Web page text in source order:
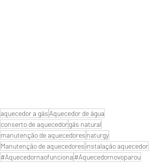
aquecedor a gás Aquecedor de água
conserto de aquecedorgás natural
manutenção de aquecedores naturgy
Manutenção de aquecedores instalação aquecedor
#Aquecedornaofunciona #Aquecedornovoparou